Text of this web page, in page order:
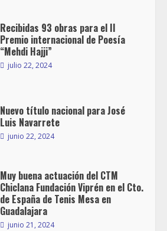
Recibidas 93 obras para el II
Premio internacional de Poesía
“Mehdi Hajji”
julio 22, 2024
Nuevo título nacional para José
Luis Navarrete
junio 22, 2024
Muy buena actuación del CTM
Chiclana Fundación Viprén en el Cto.
de España de Tenis Mesa en
Guadalajara
junio 21, 2024